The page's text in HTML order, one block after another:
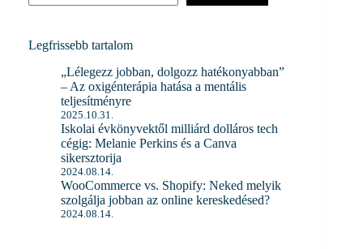
Legfrissebb tartalom
„Lélegezz jobban, dolgozz hatékonyabban”
– Az oxigénterápia hatása a mentális
teljesítményre
2025.10.31.
Iskolai évkönyvektől milliárd dolláros tech
cégig: Melanie Perkins és a Canva
sikersztorija
2024.08.14.
WooCommerce vs. Shopify: Neked melyik
szolgálja jobban az online kereskedésed?
2024.08.14.